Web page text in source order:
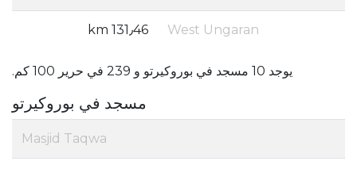
West Ungaran 131٫46 km
يوجد 10 مسجد في بوروكيرتو و 239 في حرير 100 كم.
مسجد في بوروكيرتو
Masjid Taqwa